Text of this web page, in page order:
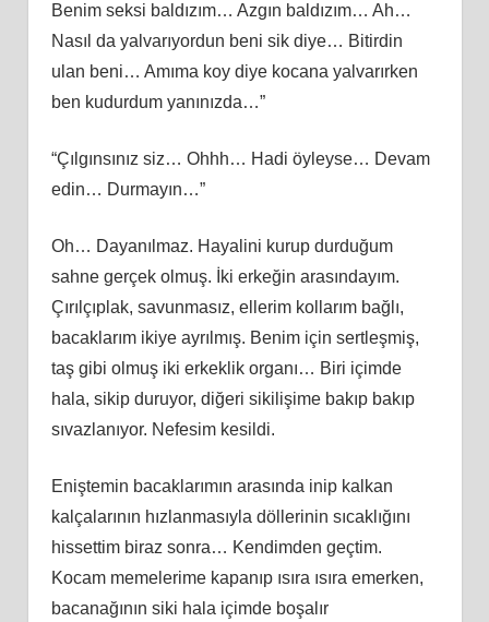
Benim seksi baldızım… Azgın baldızım… Ah…
Nasıl da yalvarıyordun beni sik diye… Bitirdin
ulan beni… Amıma koy diye kocana yalvarırken
ben kudurdum yanınızda…”
“Çılgınsınız siz… Ohhh… Hadi öyleyse… Devam
edin… Durmayın…”
Oh… Dayanılmaz. Hayalini kurup durduğum
sahne gerçek olmuş. İki erkeğin arasındayım.
Çırılçıplak, savunmasız, ellerim kollarım bağlı,
bacaklarım ikiye ayrılmış. Benim için sertleşmiş,
taş gibi olmuş iki erkeklik organı… Biri içimde
hala, sikip duruyor, diğeri sikilişime bakıp bakıp
sıvazlanıyor. Nefesim kesildi.
Eniştemin bacaklarımın arasında inip kalkan
kalçalarının hızlanmasıyla döllerinin sıcaklığını
hissettim biraz sonra… Kendimden geçtim.
Kocam memelerime kapanıp ısıra ısıra emerken,
bacanağının siki hala içimde boşalır